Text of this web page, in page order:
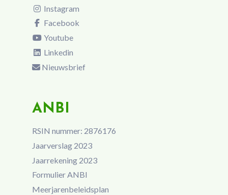
Instagram
Facebook
Youtube
Linkedin
Nieuwsbrief
ANBI
RSIN nummer: 2876176
Jaarverslag 2023
Jaarrekening 2023
Formulier ANBI
Meerjarenbeleidsplan